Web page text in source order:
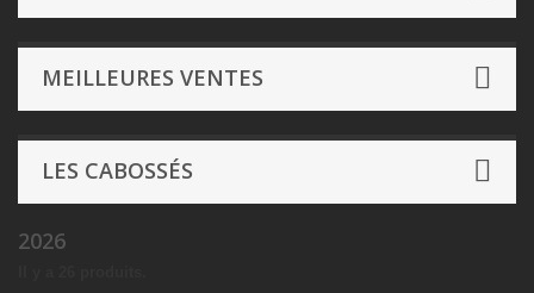
MEILLEURES VENTES
LES CABOSSÉS
2026